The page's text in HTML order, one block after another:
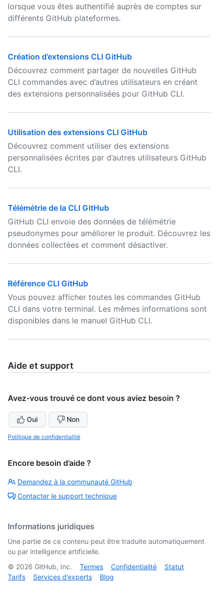
lorsque vous êtes authentifié auprès de comptes sur
différents GitHub plateformes.
Création d’extensions CLI GitHub
Découvrez comment partager de nouvelles GitHub
CLI commandes avec d’autres utilisateurs en créant
des extensions personnalisées pour GitHub CLI.
Utilisation des extensions CLI GitHub
Découvrez comment utiliser des extensions
personnalisées écrites par d’autres utilisateurs GitHub
CLI.
Télémétrie de la CLI GitHub
GitHub CLI envoie des données de télémétrie
pseudonymes pour améliorer le produit. Découvrez les
données collectées et comment désactiver.
Référence CLI GitHub
Vous pouvez afficher toutes les commandes GitHub
CLI dans votre terminal. Les mêmes informations sont
disponibles dans le manuel GitHub CLI.
Aide et support
Avez-vous trouvé ce dont vous aviez besoin ?
Oui Non
Politique de confidentialité
Encore besoin d’aide ?
Demandez à la communauté GitHub
Contacter le support technique
Informations juridiques
Une partie de ce contenu peut être traduite automatiquement
ou par intelligence artificielle.
© 2026 GitHub, Inc. Termes Confidentialité
Statut
Tarifs
Services d’experts Blog